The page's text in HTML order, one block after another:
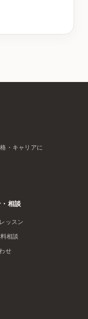
・キャリアに
相談
ッスン
相談
せ